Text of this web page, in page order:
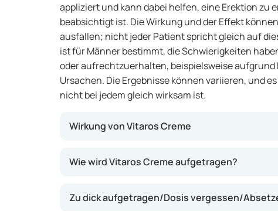
appliziert und kann dabei helfen, eine Erektion zu
beabsichtigt ist. Die Wirkung und der Effekt
ausfallen; nicht jeder Patient spricht gleich auf
ist für Männer bestimmt, die Schwierigkeiten
oder aufrechtzuerhalten, beispielsweise
Ursachen. Die Ergebnisse können variieren, und
nicht bei jedem gleich wirksam ist.
Wirkung von Vitaros Creme
erweitert. Dadurch kann das Blut leichter in den
am Wirkort angewendet wird und somit rasch
Wie wird Vitaros Creme aufgetragen?
Zu dick aufgetragen/Dosis vergessen/